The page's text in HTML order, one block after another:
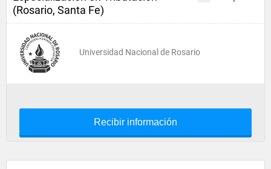
(Rosario, Santa Fe)
Universidad Nacional de Rosario
Recibir información